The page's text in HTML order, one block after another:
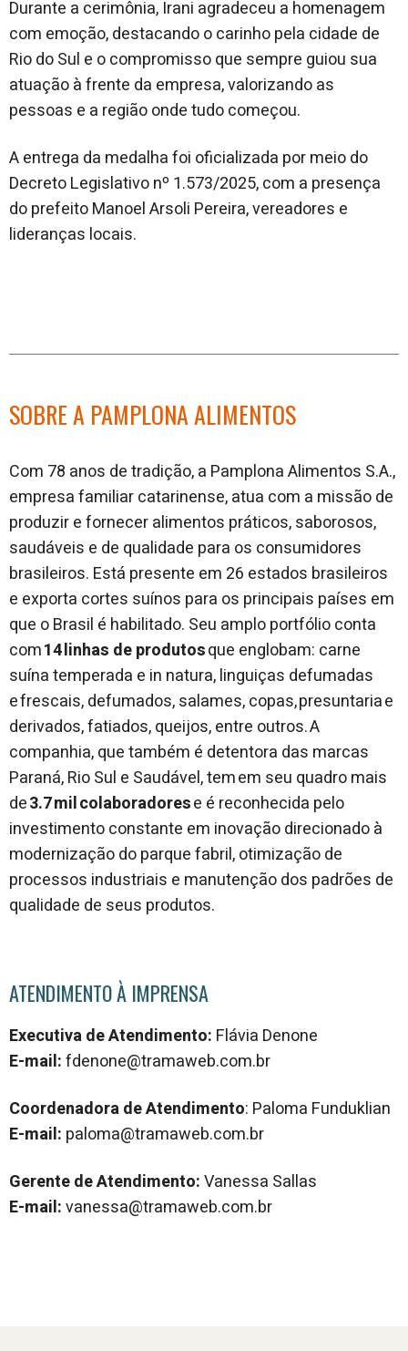
Durante a cerimônia, Irani agradeceu a homenagem
com emoção, destacando o carinho pela cidade de
Rio do Sul e o compromisso que sempre guiou sua
atuação à frente da empresa, valorizando as
pessoas e a região onde tudo começou.
A entrega da medalha foi oficializada por meio do
Decreto Legislativo nº 1.573/2025, com a presença
do prefeito Manoel Arsoli Pereira, vereadores e
lideranças locais.
SOBRE A PAMPLONA ALIMENTOS
Com 78 anos de tradição, a Pamplona Alimentos S.A.,
empresa familiar catarinense, atua com a missão de
produzir e fornecer alimentos práticos, saborosos,
saudáveis e de qualidade para os consumidores
brasileiros. Está presente em 26 estados brasileiros
e exporta cortes suínos para os principais países em
que o Brasil é habilitado. Seu amplo portfólio conta
com14 linhas de produtosque englobam: carne
suína temperada e in natura, linguiças defumadas
e frescais, defumados, salames, copas, presuntaria e
derivados, fatiados, queijos, entre outros. A
companhia, que também é detentora das marcas
Paraná, Rio Sul e Saudável, tem em seu quadro mais
de3.7 mil colaboradorese é reconhecida pelo
investimento constante em inovação direcionado à
modernização do parque fabril, otimização de
processos industriais e manutenção dos padrões de
qualidade de seus produtos.
ATENDIMENTO À IMPRENSA
Executiva de Atendimento: Flávia Denone
E-mail:fdenone@tramaweb.com.br
Coordenadora de Atendimento: Paloma Funduklian
E-mail: paloma@tramaweb.com.br
Gerente de Atendimento:Vanessa Sallas
E-mail:vanessa@tramaweb.com.br